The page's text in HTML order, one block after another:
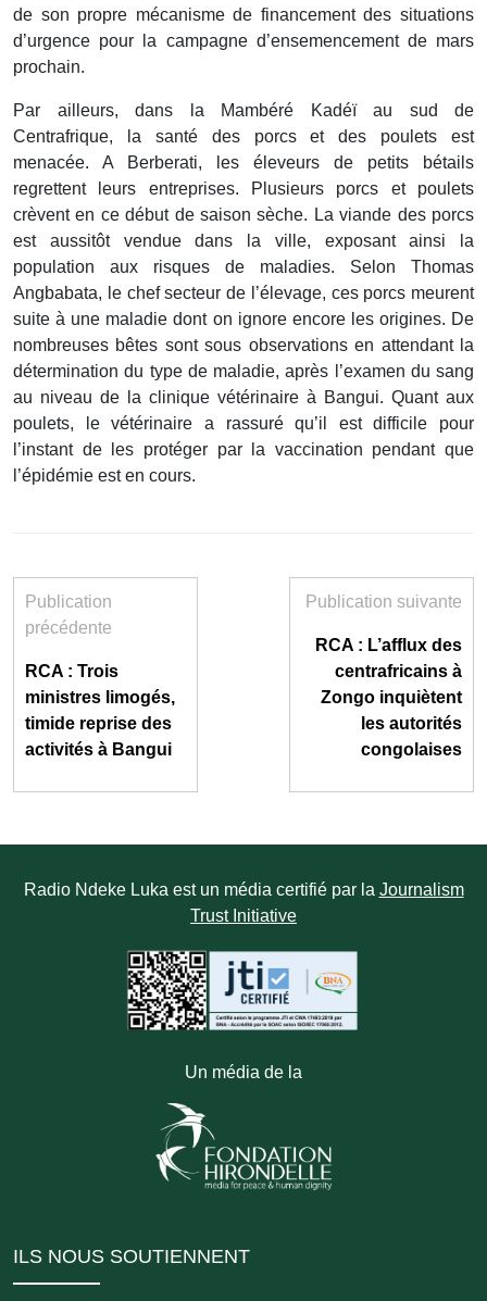
de son propre mécanisme de financement des situations
d’urgence pour la campagne d’ensemencement de mars
prochain.
Par ailleurs, dans la Mambéré Kadéï au sud de
Centrafrique, la santé des porcs et des poulets est
menacée. A Berberati, les éleveurs de petits bétails
regrettent leurs entreprises. Plusieurs porcs et poulets
crèvent en ce début de saison sèche. La viande des porcs
est aussitôt vendue dans la ville, exposant ainsi la
population aux risques de maladies. Selon Thomas
Angbabata, le chef secteur de l’élevage, ces porcs meurent
suite à une maladie dont on ignore encore les origines. De
nombreuses bêtes sont sous observations en attendant la
détermination du type de maladie, après l’examen du sang
au niveau de la clinique vétérinaire à Bangui. Quant aux
poulets, le vétérinaire a rassuré qu’il est difficile pour
l’instant de les protéger par la vaccination pendant que
l’épidémie est en cours.
Publication
précédente
RCA : Trois
ministres limogés,
timide reprise des
activités à Bangui
Publication suivante
RCA : L’afflux des
centrafricains à
Zongo inquiètent
les autorités
congolaises
Radio Ndeke Luka est un média certifié par la Journalism
Trust Initiative
Un média de la
ILS NOUS SOUTIENNENT